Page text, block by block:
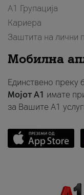
А1 Групација
Кариера
Заштита на лични
Мобилна
Единствено преку
Мојот A1 имате
за Вашите A1